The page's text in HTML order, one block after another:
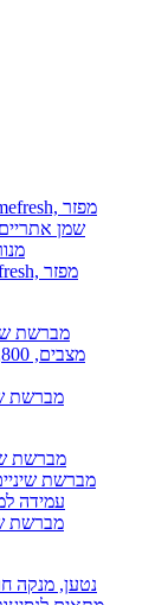
מברשת
מברשת